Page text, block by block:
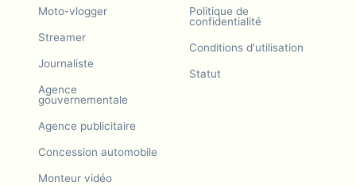
Moto-vlogger
Streamer
Journaliste
Agence
gouvernementale
Agence publicitaire
Concession automobile
Monteur vidéo
Politique de
confidentialité
Conditions d'utilisation
Statut